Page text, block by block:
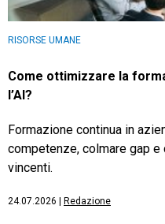
RISORSE UMANE
Come ottimizzare la
l’AI?
Formazione continua in
competenze, colmare gap
vincenti.
24.07.2026 Redazione